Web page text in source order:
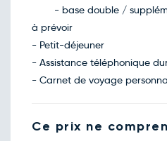
- base double /
à prévoir
- Petit-déjeuner
- Assistance téléphonique
- Carnet de voyage
Ce prix ne